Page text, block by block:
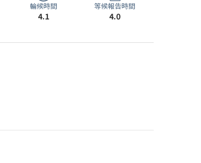
輪候時間
4.1
等候報告時間
4.0